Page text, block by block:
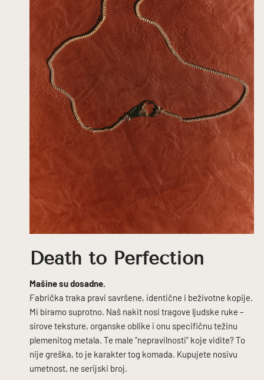
Death to Perfection
Mašine su dosadne.
Fabrička traka pravi savršene, identične i beživotne kopije.
Mi biramo suprotno. Naš nakit nosi tragove ljudske ruke –
sirove teksture, organske oblike i onu specifičnu težinu
plemenitog metala. Te male "nepravilnosti" koje vidite? To
nije greška, to je karakter tog komada. Kupujete nosivu
umetnost, ne serijski broj.